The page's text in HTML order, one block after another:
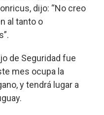
dijo: “No creo
al tanto o
de Seguridad fue
mes ocupa la
y tendrá lugar a